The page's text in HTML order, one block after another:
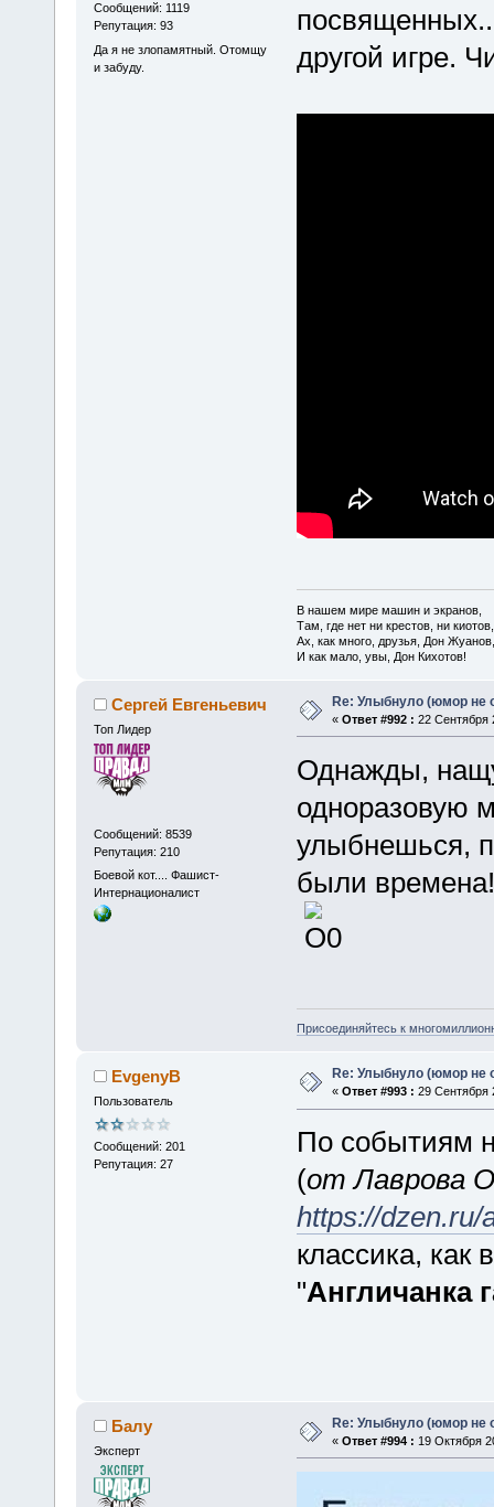
Сообщений: 1119
Репутация: 93
Да я не злопамятный. Отомщу
и забуду.
другой игре.
В нашем мире машин и экранов,
Там, где нет ни крестов, ни киотов,
Ах, как много, друзья, Дон Жуанов,
И как мало, увы, Дон Кихотов!
Сергей Евгеньевич
Топ Лидер
Сообщений: 8539
Репутация: 210
Боевой кот.... Фашист-
Интернационалист
Re: Улыбнуло (юмор не
« Ответ #992 : 22 Сентября
Однажды,
одноразовую
улыбнешься,
были
Присоединяйтесь к
EvgenyB
Пользователь
Сообщений: 201
Репутация: 27
Re: Улыбнуло (юмор не
« Ответ #993 : 29 Сентября
По событиям
(от Лаврова
https://dzen.ru/
классика, как
"Англичанка
Балу
Эксперт
Re: Улыбнуло (юмор не
« Ответ #994 : 19 Октября